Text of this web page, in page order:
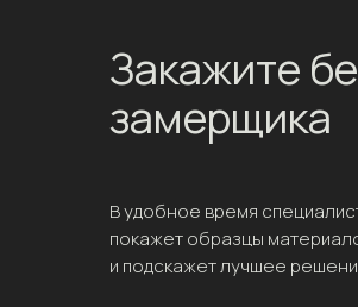
Закажите
замерщика
В удобное время
покажет образцы
и подскажет лучшее